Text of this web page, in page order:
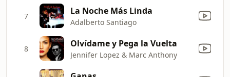
7 La Noche Más Linda
Adalberto Santiago
8 Olvídame y Pega la Vuelta
Jennifer Lopez & Marc Anthony